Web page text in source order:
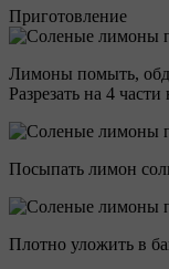
Приготовление
Лимоны помыть,
Разрезать на 4
Посыпать лимон
Плотно уложить в